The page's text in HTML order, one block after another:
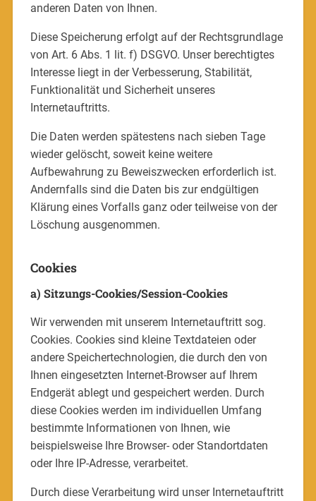
anderen Daten von Ihnen.
Diese Speicherung erfolgt auf der Rechtsgrundlage
von Art. 6 Abs. 1 lit. f) DSGVO. Unser berechtigtes
Interesse liegt in der Verbesserung, Stabilität,
Funktionalität und Sicherheit unseres
Internetauftritts.
Die Daten werden spätestens nach sieben Tage
wieder gelöscht, soweit keine weitere
Aufbewahrung zu Beweiszwecken erforderlich ist.
Andernfalls sind die Daten bis zur endgültigen
Klärung eines Vorfalls ganz oder teilweise von der
Löschung ausgenommen.
Cookies
a) Sitzungs-Cookies/Session-Cookies
Wir verwenden mit unserem Internetauftritt sog.
Cookies. Cookies sind kleine Textdateien oder
andere Speichertechnologien, die durch den von
Ihnen eingesetzten Internet-Browser auf Ihrem
Endgerät ablegt und gespeichert werden. Durch
diese Cookies werden im individuellen Umfang
bestimmte Informationen von Ihnen, wie
beispielsweise Ihre Browser- oder Standortdaten
oder Ihre IP-Adresse, verarbeitet.
Durch diese Verarbeitung wird unser Internetauftritt